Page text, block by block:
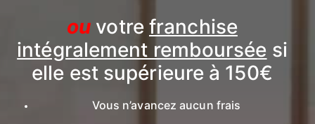
ou votre franchise
intégralement remboursée si
elle est supérieure à 150€
Vous n’avancez aucun frais